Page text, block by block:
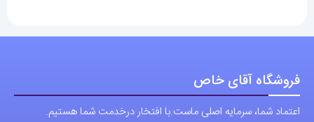
فروشگاه آقای خاص
اعتماد شما، سرمایه اصلی ماست.با افتخار درخدمت شما هستیم.